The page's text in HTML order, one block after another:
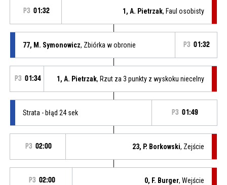
P3 01:32 1, A. Pietrzak, Faul osobisty
77, M. Symonowicz, Zbiórka w obronie P3 01:32
P3 01:34 1, A. Pietrzak, Rzut za 3 punkty z wyskoku niecelny
Strata - błąd 24 sek P3 01:49
P3 02:00 23, P. Borkowski, Zejście
P3 02:00 0, F. Burger, Wejście